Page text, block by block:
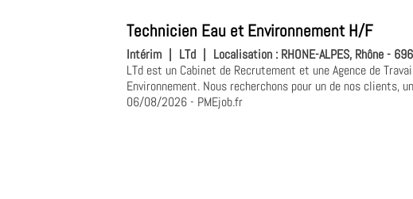
Technicien Eau et Environnement H/F
Intérim LTd Localisation : RHONE-ALPES, Rhône -
LTd est un Cabinet de Recrutement et une Agence de
Environnement. Nous recherchons pour un de nos clients,
06/08/2026- PMEjob.fr